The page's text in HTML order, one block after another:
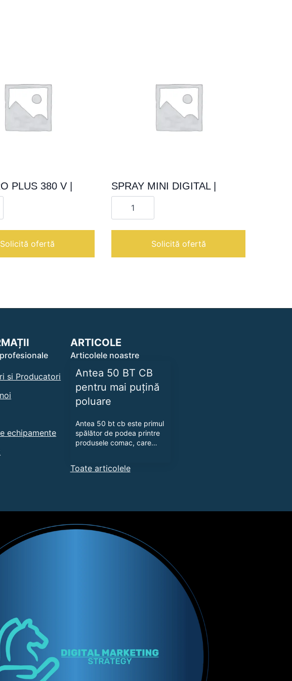
PLUS 380 V |
Solicită ofertă
SPRAY MINI DIGITAL |
Cantitate
SPRAY
MINI
|
Solicită ofertă
si Producatori
echipamente
ARTICOLE
Articolele noastre
Antea 50 BT CB
pentru mai puțină
poluare
Antea 50 bt cb este primul
spălător de podea printre
produsele comac, care…
Toate articolele